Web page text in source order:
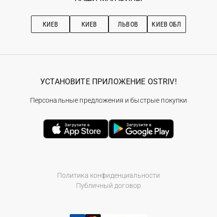
Рекомендации по уходу
КИЕВ КИЕВ ЛЬВОВ КИЕВ ОБЛ
Политика конфиденциальности
Публичный договор
УСТАНОВИТЕ ПРИЛОЖЕНИЕ OSTRIV!
Персональные предложения и быстрые покупки